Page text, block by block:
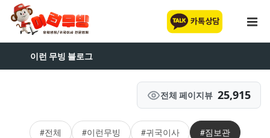
이런 무빙 블로그
전체 페이지뷰 25,915
#전체 #이런무빙 #귀국이사 #짐보관